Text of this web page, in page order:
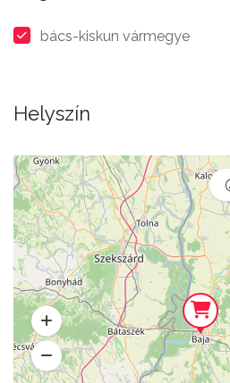
bács-kiskun vármegye
Helyszín